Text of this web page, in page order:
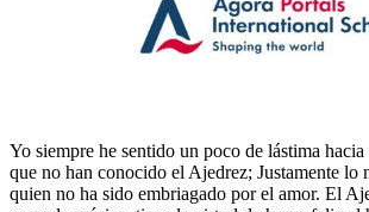
Yo siempre he sentido un poco de lástima hacia
que no han conocido el Ajedrez; Justamente lo
quien no ha sido embriagado por el amor. El